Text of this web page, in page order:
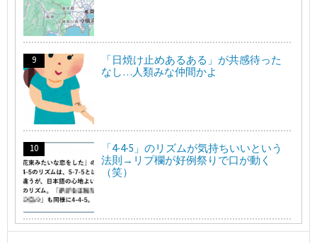
「日焼け止めあるある」が共感待った
なし…人類みな仲間かよ
「4-4-5」のリズムが気持ちいいという
法則→リプ欄が好例祭りで口が動く
（笑）